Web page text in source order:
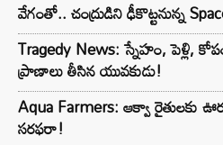
వేగంతో.. చంద్రుడిని ఢీకొట్టనున్న
Tragedy News: స్నేహం, పెళ్లి,
ప్రాణాలు తీసిన యువకుడు!
Aqua Farmers: ఆక్వా రైతులకు
సరఫరా!